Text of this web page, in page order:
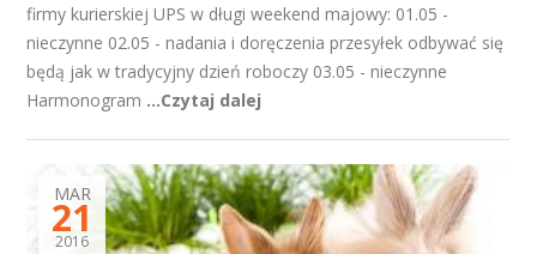
firmy kurierskiej UPS w długi weekend majowy: 01.05 -
nieczynne 02.05 - nadania i doręczenia przesyłek odbywać się
będą jak w tradycyjny dzień roboczy 03.05 - nieczynne
Harmonogram ...Czytaj dalej
MAR
21
2016